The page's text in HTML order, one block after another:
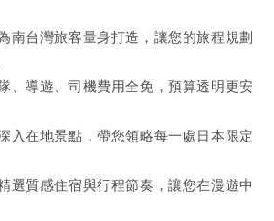
為南台灣旅客量身打造，讓您的旅程規劃
、導遊、司機費用全免，預算透明更安
深入在地景點，帶您領略每一處日本限定
選質感住宿與行程節奏，讓您在漫遊中